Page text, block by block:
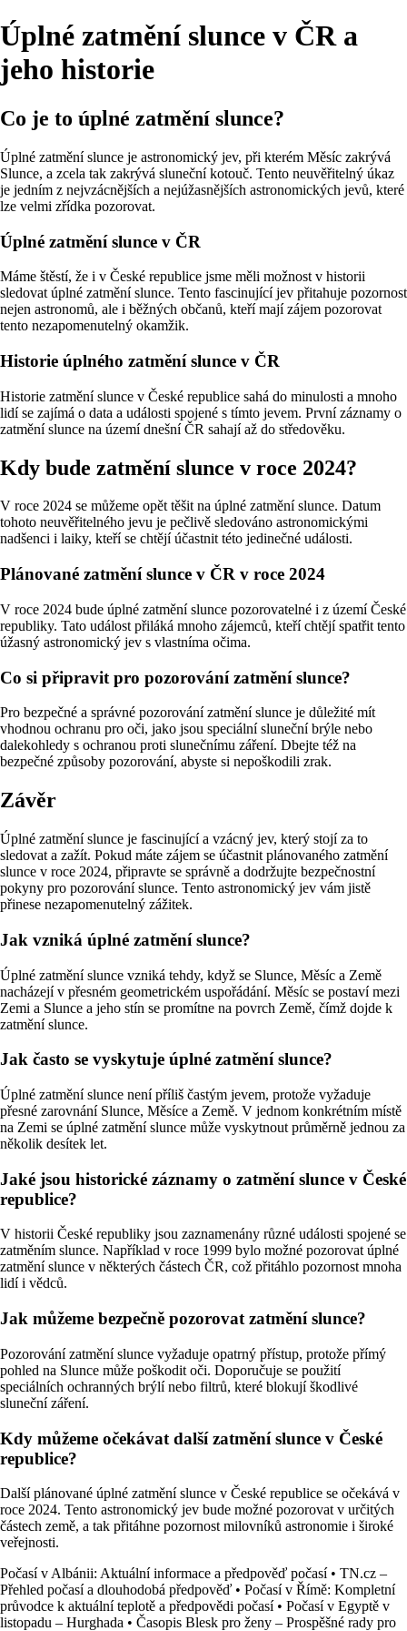
Úplné zatmění slunce v ČR a
jeho historie
Co je to úplné zatmění slunce?
Úplné zatmění slunce je astronomický jev, při kterém Měsíc zakrývá
Slunce, a zcela tak zakrývá sluneční kotouč. Tento neuvěřitelný úkaz
je jedním z nejvzácnějších a nejúžasnějších astronomických jevů, které
lze velmi zřídka pozorovat.
Úplné zatmění slunce v ČR
Máme štěstí, že i v České republice jsme měli možnost v historii
sledovat úplné zatmění slunce. Tento fascinující jev přitahuje pozornost
nejen astronomů, ale i běžných občanů, kteří mají zájem pozorovat
tento nezapomenutelný okamžik.
Historie úplného zatmění slunce v ČR
Historie zatmění slunce v České republice sahá do minulosti a mnoho
lidí se zajímá o data a události spojené s tímto jevem. První záznamy o
zatmění slunce na území dnešní ČR sahají až do středověku.
Kdy bude zatmění slunce v roce 2024?
V roce 2024 se můžeme opět těšit na úplné zatmění slunce. Datum
tohoto neuvěřitelného jevu je pečlivě sledováno astronomickými
nadšenci i laiky, kteří se chtějí účastnit této jedinečné události.
Plánované zatmění slunce v ČR v roce 2024
V roce 2024 bude úplné zatmění slunce pozorovatelné i z území České
republiky. Tato událost přiláká mnoho zájemců, kteří chtějí spatřit tento
úžasný astronomický jev s vlastníma očima.
Co si připravit pro pozorování zatmění slunce?
Pro bezpečné a správné pozorování zatmění slunce je důležité mít
vhodnou ochranu pro oči, jako jsou speciální sluneční brýle nebo
dalekohledy s ochranou proti slunečnímu záření. Dbejte též na
bezpečné způsoby pozorování, abyste si nepoškodili zrak.
Závěr
Úplné zatmění slunce je fascinující a vzácný jev, který stojí za to
sledovat a zažít. Pokud máte zájem se účastnit plánovaného zatmění
slunce v roce 2024, připravte se správně a dodržujte bezpečnostní
pokyny pro pozorování slunce. Tento astronomický jev vám jistě
přinese nezapomenutelný zážitek.
Jak vzniká úplné zatmění slunce?
Úplné zatmění slunce vzniká tehdy, když se Slunce, Měsíc a Země
nacházejí v přesném geometrickém uspořádání. Měsíc se postaví mezi
Zemi a Slunce a jeho stín se promítne na povrch Země, čímž dojde k
zatmění slunce.
Jak často se vyskytuje úplné zatmění slunce?
Úplné zatmění slunce není příliš častým jevem, protože vyžaduje
přesné zarovnání Slunce, Měsíce a Země. V jednom konkrétním místě
na Zemi se úplné zatmění slunce může vyskytnout průměrně jednou za
několik desítek let.
Jaké jsou historické záznamy o zatmění slunce v České
republice?
V historii České republiky jsou zaznamenány různé události spojené se
zatměním slunce. Například v roce 1999 bylo možné pozorovat úplné
zatmění slunce v některých částech ČR, což přitáhlo pozornost mnoha
lidí i vědců.
Jak můžeme bezpečně pozorovat zatmění slunce?
Pozorování zatmění slunce vyžaduje opatrný přístup, protože přímý
pohled na Slunce může poškodit oči. Doporučuje se použití
speciálních ochranných brýlí nebo filtrů, které blokují škodlivé
sluneční záření.
Kdy můžeme očekávat další zatmění slunce v České
republice?
Další plánované úplné zatmění slunce v České republice se očekává v
roce 2024. Tento astronomický jev bude možné pozorovat v určitých
částech země, a tak přitáhne pozornost milovníků astronomie i široké
veřejnosti.
Počasí v Albánii: Aktuální informace a předpověď počasí• TN.cz –
Přehled počasí a dlouhodobá předpověď • Počasí v Římě: Kompletní
průvodce k aktuální teplotě a předpovědi počasí• Počasí v Egyptě v
listopadu – Hurghada • Časopis Blesk pro ženy – Prospěšné rady pro